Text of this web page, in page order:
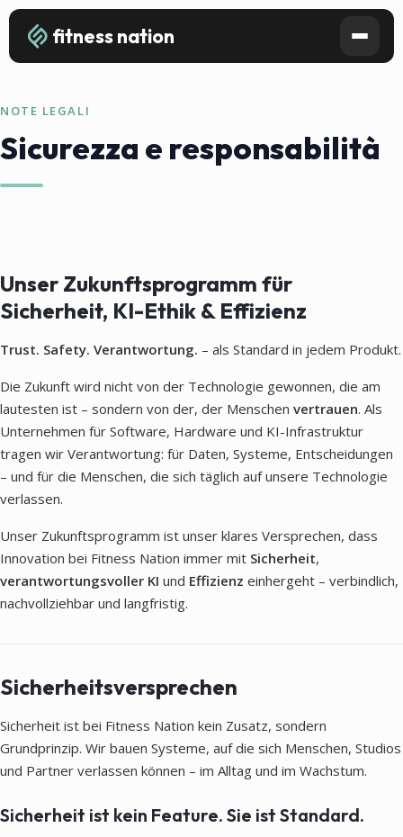
fitness nation
NOTE LEGALI
Sicurezza e responsabilità
Unser Zukunftsprogramm für
Sicherheit, KI-Ethik & Effizienz
Trust. Safety. Verantwortung. – als Standard in jedem Produkt.
Die Zukunft wird nicht von der Technologie gewonnen, die am
lautesten ist – sondern von der, der Menschen vertrauen. Als
Unternehmen für Software, Hardware und KI-Infrastruktur
tragen wir Verantwortung: für Daten, Systeme, Entscheidungen
– und für die Menschen, die sich täglich auf unsere Technologie
verlassen.
Unser Zukunftsprogramm ist unser klares Versprechen, dass
Innovation bei Fitness Nation immer mit Sicherheit,
verantwortungsvoller KI und Effizienz einhergeht – verbindlich,
nachvollziehbar und langfristig.
Sicherheitsversprechen
Sicherheit ist bei Fitness Nation kein Zusatz, sondern
Grundprinzip. Wir bauen Systeme, auf die sich Menschen, Studios
und Partner verlassen können – im Alltag und im Wachstum.
Sicherheit ist kein Feature. Sie ist Standard.